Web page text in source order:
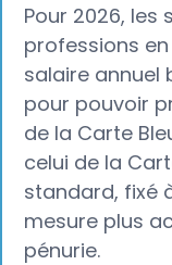
Pour 2026, les
professions
salaire annuel
pour pouvoir
de la Carte
celui de la
standard, fixé
mesure plus
pénurie.